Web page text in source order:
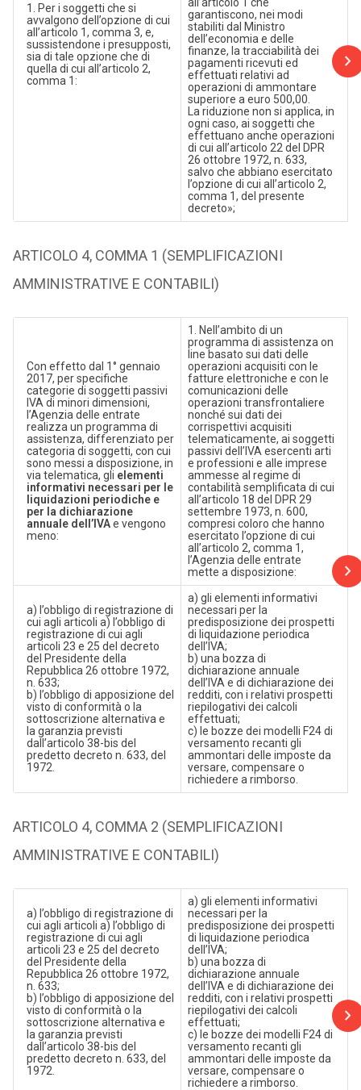
1. Per i soggetti che si
avvalgono dell’opzione di cui
all’articolo 1, comma 3, e,
sussistendone i presupposti,
sia di tale opzione che di
quella di cui all’articolo 2,
comma 1:
garantiscono, nei modi
stabiliti dal Ministro
dell’economia e delle
finanze, la tracciabilità dei
pagamenti ricevuti ed
effettuati relativi ad
operazioni di ammontare
superiore a euro 500,00.
La riduzione non si applica, in
ogni caso, ai soggetti che
effettuano anche operazioni
di cui all’articolo 22 del DPR
26 ottobre 1972, n. 633,
salvo che abbiano esercitato
l’opzione di cui all’articolo 2,
comma 1, del presente
decreto»;
ARTICOLO 4, COMMA 1 (SEMPLIFICAZIONI
AMMINISTRATIVE E CONTABILI)
Con effetto dal 1° gennaio
2017, per specifiche
categorie di soggetti passivi
IVA di minori dimensioni,
l’Agenzia delle entrate
realizza un programma di
assistenza, differenziato per
categoria di soggetti, con cui
sono messi a disposizione, in
via telematica, gli elementi
informativi necessari per le
liquidazioni periodiche e
per la dichiarazione
annuale dell’IVAe vengono
meno:
1. Nell’ambito di un
programma di assistenza on
line basato sui dati delle
operazioni acquisiti con le
fatture elettroniche e con le
comunicazioni delle
operazioni transfrontaliere
nonché sui dati dei
corrispettivi acquisiti
telematicamente, ai soggetti
passivi dell’IVA esercenti arti
e professioni e alle imprese
ammesse al regime di
contabilità semplificata di cui
all’articolo 18 del DPR 29
settembre 1973, n. 600,
compresi coloro che hanno
esercitato l’opzione di cui
all’articolo 2, comma 1,
l’Agenzia delle entrate
mette a disposizione:
a) l’obbligo di registrazione di
cui agli articoli a) l’obbligo di
registrazione di cui agli
articoli 23 e 25 del decreto
del Presidente della
Repubblica 26 ottobre 1972,
n. 633;
b) l’obbligo di apposizione del
visto di conformità o la
sottoscrizione alternativa e
la garanzia previsti
dall’articolo 38-bis del
predetto decreto n. 633, del
1972.
a) gli elementi informativi
necessari per la
predisposizione dei prospetti
di liquidazione periodica
dell’IVA;
b) una bozza di
dichiarazione annuale
dell’IVA e di dichiarazione dei
redditi, con i relativi prospetti
riepilogativi dei calcoli
effettuati;
c) le bozze dei modelli F24 di
versamento recanti gli
ammontari delle imposte da
versare, compensare o
richiedere a rimborso.
ARTICOLO 4, COMMA 2 (SEMPLIFICAZIONI
AMMINISTRATIVE E CONTABILI)
a) l’obbligo di registrazione di
cui agli articoli a) l’obbligo di
registrazione di cui agli
articoli 23 e 25 del decreto
del Presidente della
Repubblica 26 ottobre 1972,
n. 633;
b) l’obbligo di apposizione del
visto di conformità o la
sottoscrizione alternativa e
la garanzia previsti
dall’articolo 38-bis del
predetto decreto n. 633, del
1972.
a) gli elementi informativi
necessari per la
predisposizione dei prospetti
di liquidazione periodica
dell’IVA;
b) una bozza di
dichiarazione annuale
dell’IVA e di dichiarazione dei
redditi, con i relativi prospetti
riepilogativi dei calcoli
effettuati;
c) le bozze dei modelli F24 di
versamento recanti gli
ammontari delle imposte da
versare, compensare o
richiedere a rimborso.